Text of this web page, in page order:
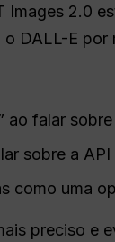
Images 2.0
DALL-E por
ao falar
sobre a
como uma
preciso e